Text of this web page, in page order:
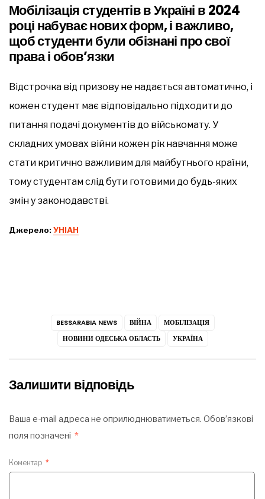
Мобілізація студентів в Україні в 2024
році набуває нових форм, і важливо,
щоб студенти були обізнані про свої
права і обов’язки
Відстрочка від призову не надається автоматично, і
кожен студент має відповідально підходити до
питання подачі документів до військомату. У
складних умовах війни кожен рік навчання може
стати критично важливим для майбутнього країни,
тому студентам слід бути готовими до будь-яких
змін у законодавстві.
Джерело: УНІАН
BESSARABIA NEWS ВІЙНА
МОБІЛІЗАЦІЯ
НОВИНИ ОДЕСЬКА ОБЛАСТЬ
УКРАЇНА
Залишити відповідь
Ваша e-mail адреса не оприлюднюватиметься. Обов’язкові
поля позначені *
Коментар *